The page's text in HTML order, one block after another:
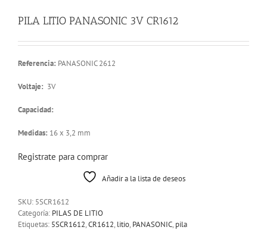
PILA LITIO PANASONIC 3V CR1612
Referencia: PANASONIC 2612
Voltaje: 3V
Capacidad:
Medidas: 16 x 3,2 mm
Registrate para comprar
Añadir a la lista de deseos
SKU: 5SCR1612
Categoría: PILAS DE LITIO
Etiquetas: 5SCR1612,CR1612, litio, PANASONIC, pila